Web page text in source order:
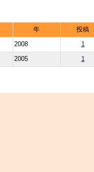
年 投稿
2008 1
2005 1